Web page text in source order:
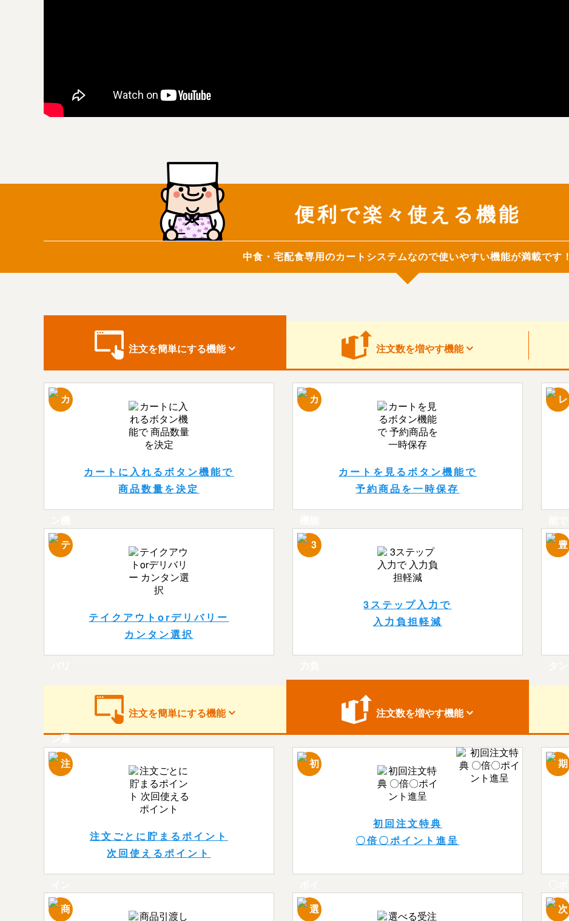
便利で楽々使える機能
中食・宅配食専用のカートシステムなので使いやすい機能が満載です！
注文を簡単にする機能 注文数を増やす機能
カートに入れるボタン機能で
商品数量を決定
カートを見るボタン機能で
予約商品を一時保存
テイクアウトorデリバリー
カンタン選択
3ステップ入力で
入力負担軽減
注文を簡単にする機能 注文数を増やす機能
注文ごとに貯まるポイント
次回使えるポイント
初回注文特典
〇倍〇ポイント進呈